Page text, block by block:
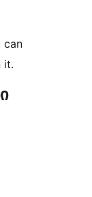
can
it.